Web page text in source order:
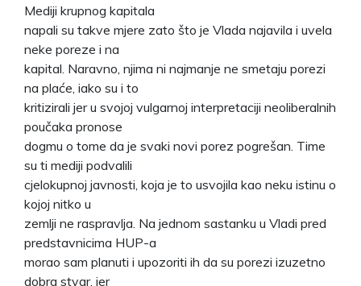
Mediji krupnog kapitala
napali su takve mjere zato što je Vlada najavila i uvela
neke poreze i na
kapital. Naravno, njima ni najmanje ne smetaju porezi
na plaće, iako su i to
kritizirali jer u svojoj vulgarnoj interpretaciji neoliberalnih
poučaka pronose
dogmu o tome da je svaki novi porez pogrešan. Time
su ti mediji podvalili
cjelokupnoj javnosti, koja je to usvojila kao neku istinu o
kojoj nitko u
zemlji ne raspravlja. Na jednom sastanku u Vladi pred
predstavnicima HUP-a
morao sam planuti i upozoriti ih da su porezi izuzetno
dobra stvar, jer